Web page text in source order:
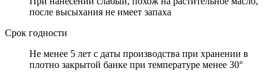
после высыхания не имеет запаха
Срок годности
Не менее 5 лет с даты производства при хранении в
плотно закрытой банке при температуре менее 30°